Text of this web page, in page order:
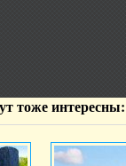
тоже интересны: